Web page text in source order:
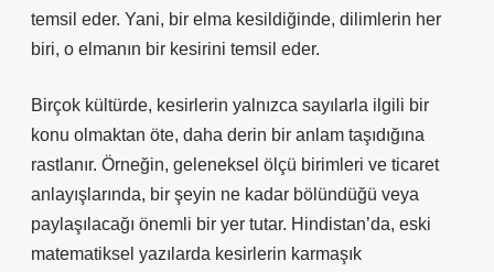
temsil eder. Yani, bir elma kesildiğinde, dilimlerin her
biri, o elmanın bir kesirini temsil eder.
Birçok kültürde, kesirlerin yalnızca sayılarla ilgili bir
konu olmaktan öte, daha derin bir anlam taşıdığına
rastlanır. Örneğin, geleneksel ölçü birimleri ve ticaret
anlayışlarında, bir şeyin ne kadar bölündüğü veya
paylaşılacağı önemli bir yer tutar. Hindistan’da, eski
matematiksel yazılarda kesirlerin karmaşık